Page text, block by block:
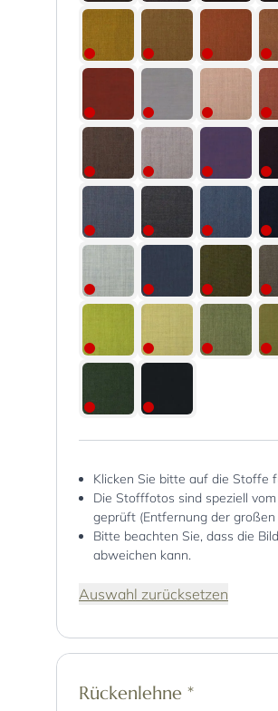
Klicken Sie bitte auf die Stoffe
Die Stofffotos sind speziell
geprüft (Entfernung der großen
Bitte beachten Sie, dass die
abweichen kann.
Auswahl zurücksetzen
Rückenlehne *